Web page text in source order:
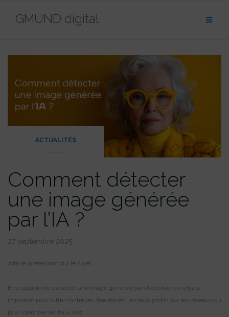
GMUND digital
ACTUALITÉS
Comment détecter
une image générée
par l’IA ?
27 septembre 2025
Article intéressant sur le sujet…
Être capable de détecter une image générée par IA devient un enjeu
important pour lutter contre les deepfakes, les faux profils sur les réseaux ou
pour identifier les faux avis.